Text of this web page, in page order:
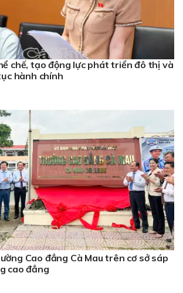
chế, tạo động lực phát triển đô thị và
hành chính
Cao đẳng Cà Mau trên cơ sở sáp
cao đẳng